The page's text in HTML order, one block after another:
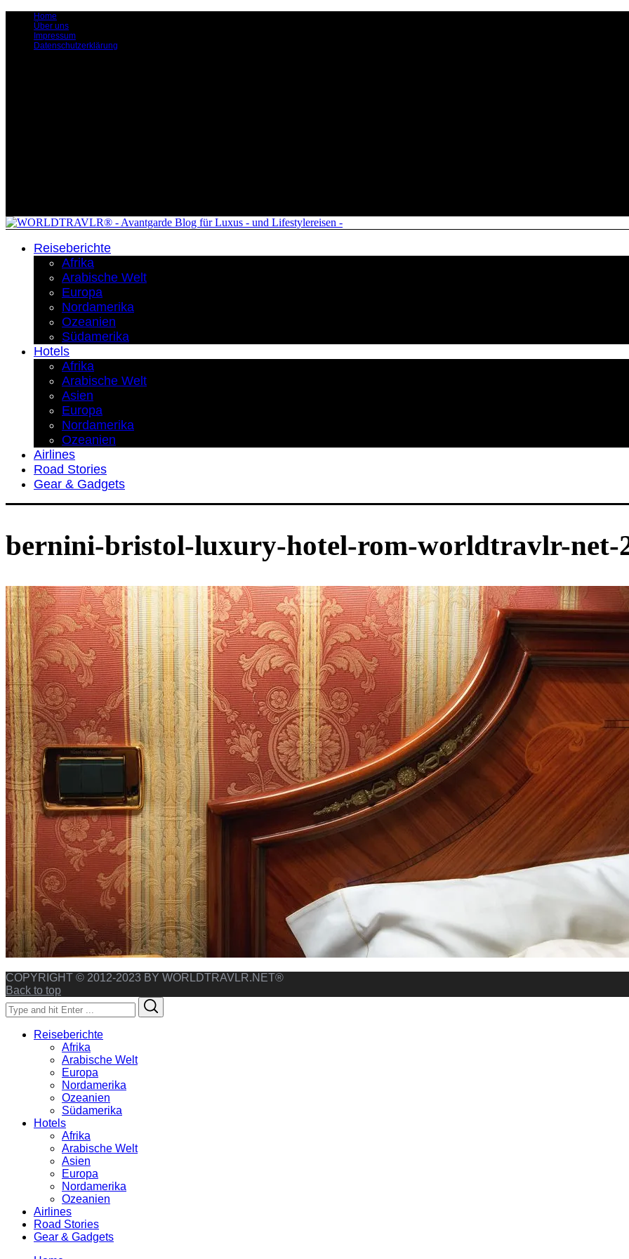
Home
Über uns
Impressum
Datenschutzerklärung
Reiseberichte
Afrika
Arabische Welt
Europa
Nordamerika
Ozeanien
Südamerika
Hotels
Afrika
Arabische Welt
Asien
Europa
Nordamerika
Ozeanien
Airlines
Road Stories
Gear & Gadgets
bernini-bristol-luxury-hotel-rom-worldtravlr-net-
COPYRIGHT © 2012-2023 BY WORLDTRAVLR.NET®
Back to top
Search
for:
Reiseberichte
Afrika
Arabische Welt
Europa
Nordamerika
Ozeanien
Südamerika
Hotels
Afrika
Arabische Welt
Asien
Europa
Nordamerika
Ozeanien
Airlines
Road Stories
Gear & Gadgets